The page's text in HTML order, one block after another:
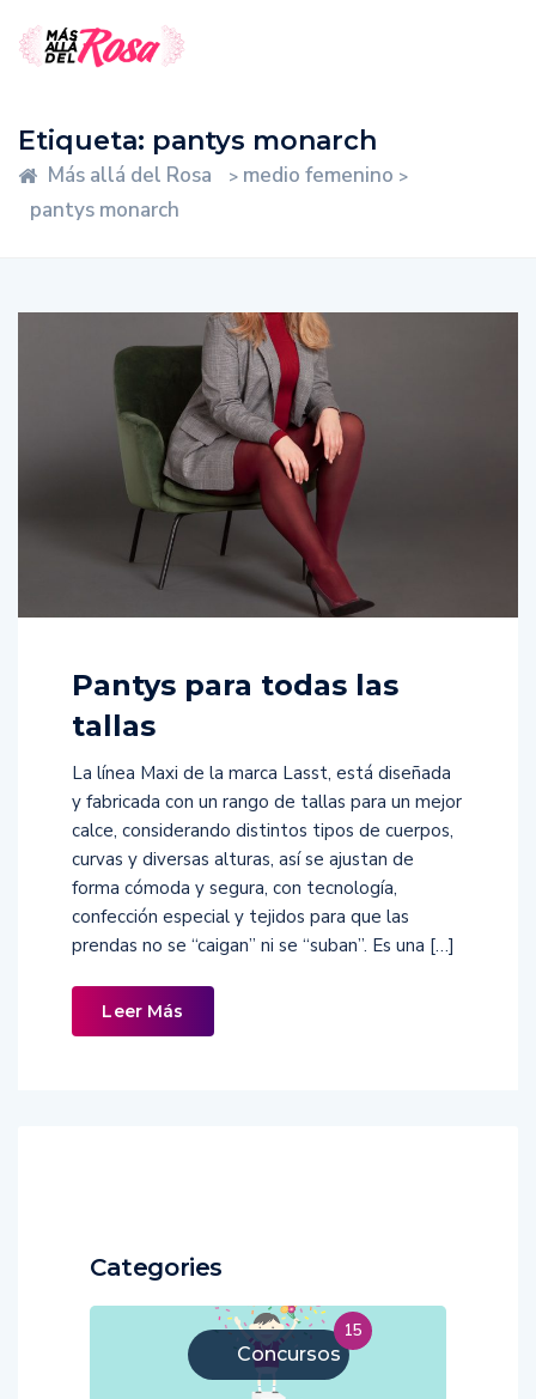
Etiqueta: pantys monarch
Más allá del Rosa > medio femenino >
pantys monarch
Pantys para todas las
tallas
La línea Maxi de la marca Lasst, está diseñada
y fabricada con un rango de tallas para un mejor
calce, considerando distintos tipos de cuerpos,
curvas y diversas alturas, así se ajustan de
forma cómoda y segura, con tecnología,
confección especial y tejidos para que las
prendas no se “caigan” ni se “suban”. Es una […]
Leer Más
Categories
Concursos
15